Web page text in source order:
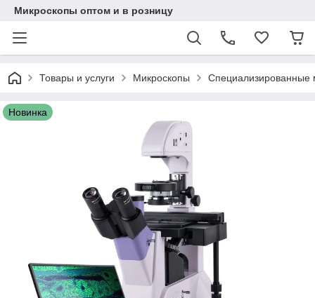
Микроскопы оптом и в розницу
Товары и услуги Микроскопы Специализированные
Новинка